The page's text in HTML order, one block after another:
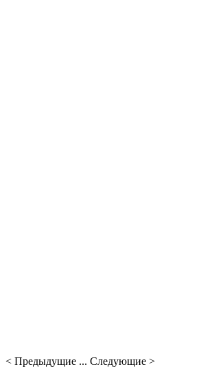
< Предыдущие ... Следующие >